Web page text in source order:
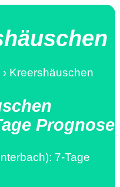
Kreershäuschen
Prognose
7-Tage